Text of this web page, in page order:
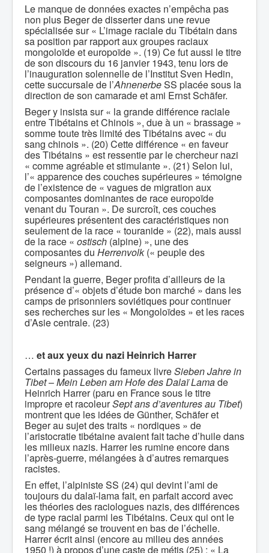
Le manque de données exactes n’empêcha pas
non plus Beger de disserter dans une revue
spécialisée sur « L’image raciale du Tibétain dans
sa position par rapport aux groupes raciaux
mongoloïde et europoïde ». (19) Ce fut aussi le titre
de son discours du 16 janvier 1943, tenu lors de
l’inauguration solennelle de l’Institut Sven Hedin,
cette succursale de l’AhnenerbeSS placée sous la
direction de son camarade et ami Ernst Schäfer.
Beger y insista sur « la grande différence raciale
entre Tibétains et Chinois », due à un « brassage »
somme toute très limité des Tibétains avec « du
sang chinois ». (20) Cette différence « en faveur
des Tibétains » est ressentie par le chercheur nazi
« comme agréable et stimulante ». (21) Selon lui,
l’« apparence des couches supérieures » témoigne
de l’existence de « vagues de migration aux
composantes dominantes de race europoïde
venant du Touran ». De surcroît, ces couches
supérieures présentent des caractéristiques non
seulement de la race « touranide » (22), mais aussi
de la race « ostisch (alpine) », une des
composantes du Herrenvolk(« peuple des
seigneurs ») allemand.
Pendant la guerre, Beger profita d’ailleurs de la
présence d’« objets d’étude bon marché » dans les
camps de prisonniers soviétiques pour continuer
ses recherches sur les « Mongoloïdes » et les races
d’Asie centrale. (23)
… et aux yeux du nazi Heinrich Harrer
Certains passages du fameux livreSieben Jahre in
Tibet–Mein Leben am Hofe des Dalaï Lamade
Heinrich Harrer (paru en France sous le titre
impropre et racoleurSept ans d’aventures au Tibet)
montrent que les idées de Günther, Schäfer et
Beger au sujet des traits « nordiques » de
l’aristocratie tibétaine avaient fait tache d’huile dans
les milieux nazis. Harrer les rumine encore dans
l’après-guerre, mélangées à d’autres remarques
racistes.
En effet, l’alpiniste SS (24) qui devint l’ami de
toujours du dalaï-lama fait, en parfait accord avec
les théories des raciologues nazis, des différences
de type racial parmi les Tibétains. Ceux qui ont le
sang mélangé se trouvent en bas de l’échelle.
Harrer écrit ainsi (encore au milieu des années
1950 !) à propos d’une caste de métis (25) : « La